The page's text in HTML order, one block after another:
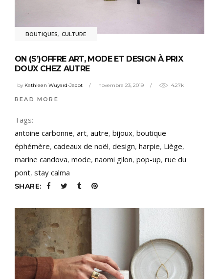
BOUTIQUES, CULTURE
ON (S’)OFFRE ART, MODE ET DESIGN À PRIX
DOUX CHEZ AUTRE
by Kathleen Wuyard-Jadot novembre 23, 2019 4.27k
READ MORE
Tags:
antoine carbonne, art, autre, bijoux, boutique
éphémère, cadeaux de noël, design, harpie, Liège,
marine candova, mode, naomi gilon, pop-up, rue du
pont, stay calma
SHARE: